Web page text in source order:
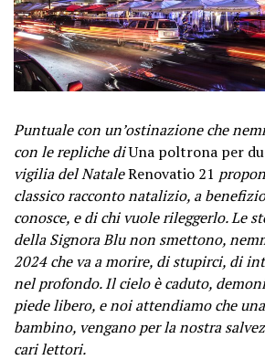
Puntuale con un’ostinazione che
con le repliche diUna poltrona per
vigilia del NataleRenovatio 21
classico racconto natalizio, a
conosce, e di chi vuole rileggerlo. Le
della Signora Blu non smettono,
2024 che va a morire, di stupirci, di
nel profondo. Il cielo è caduto,
piede libero, e noi attendiamo che
bambino, vengano per la nostra
cari lettori.